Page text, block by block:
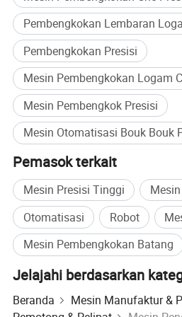
Kontrol
presisi
Sensor
kontrol
belakang
tertutup
pemrosesan
Produk Utama
Pembengkokan Lembaran
Pembengkokan Presisi
Mesin Pembengkokan Logam
Mesin Pembengkok Presisi
Mesin Otomatisasi Bouk Bouk
Pemasok terkait
Mesin Presisi Tinggi
Otomatisasi
Robot
Mesin Pembengkokan Batang
Jelajahi berdasarkan
Beranda Mesin Manufaktur &